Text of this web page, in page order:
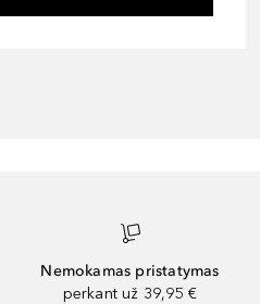
Nemokamas pristatymas
perkant už 39,95 €